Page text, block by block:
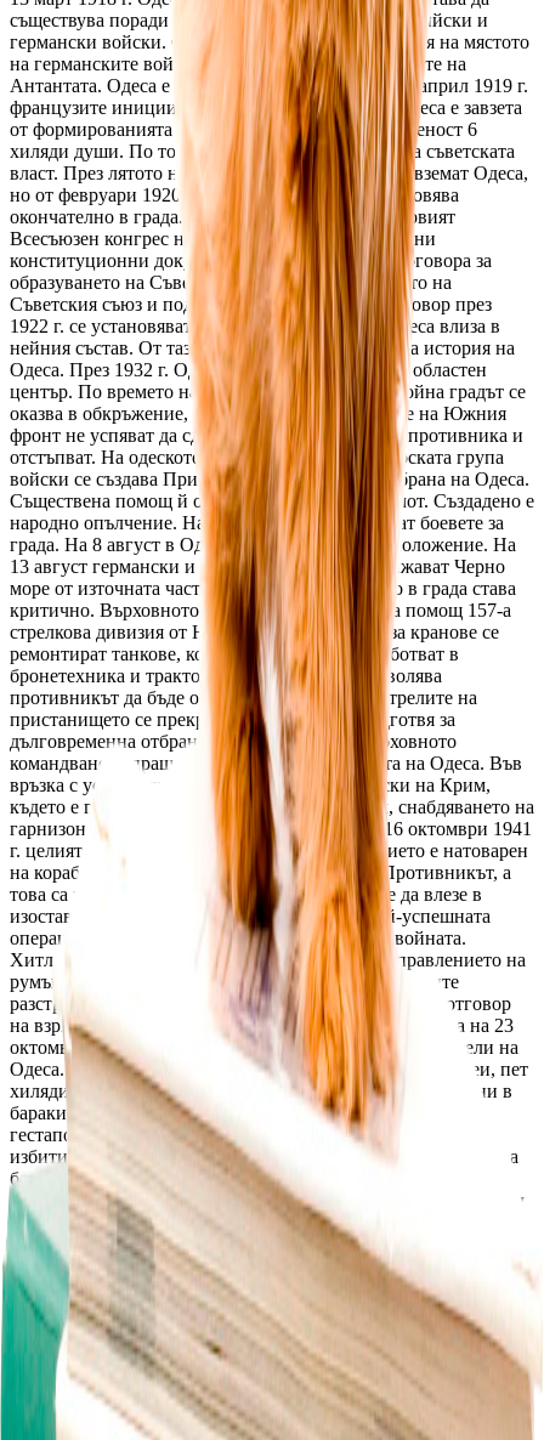
съществува поради окупацията на Одеса от австрийски и
германски войски. След поражението на Германия на мястото
на германските войски в Одеса се оказват войските на
Антантата. Одеса е окупирана от Франция. На 2 април 1919 г.
французите инициират евакуация. В резултат Одеса е завзета
от формированията на атамана Григориев с численост 6
хиляди души. По това време Григориев защитава съветската
власт. През лятото на 1919 г. белогвардейците завземат Одеса,
но от февруари 1920 г. съветската власт се установява
окончателно в града. На 30 декември 1922 г. Първият
Всесъюзен конгрес на Съветите утвърждава важни
конституционни документи – декларацията и договора за
образуването на Съветския съюз. Със създаването на
Съветския съюз и подписването на съюзния договор през
1922 г. се установяват границите на УССР и Одеса влиза в
нейния състав. От тази дата започва украинската история на
Одеса. През 1932 г. Одеса придобива статута на областен
център. По времето на Великата Отечествена война градът се
оказва в обкръжение, поради факта, че войските на Южния
фронт не успяват да сдържат настъплението на противника и
отстъпват. На одеското направление от Приморската група
войски се създава Приморската армия с цел отбрана на Одеса.
Съществена помощ й оказва Черноморският флот. Създадено е
народно опълчение. На 5 август 1941 г. започват боевете за
града. На 8 август в Одеса е обявено обсадно положение. На
13 август германски и румънски войски доближават Черно
море от източната част на Одеса. Положението в града става
критично. Върховното командване изпраща на помощ 157-а
стрелкова дивизия от Новорусийск. В завода за кранове се
ремонтират танкове, които след това се преработват в
бронетехника и трактори. Попълнението позволява
противникът да бъде отблъснат от града. Обстрелите на
пристанището се прекратяват и градът се подготвя за
дълговременна отбрана. На 30 септември върховното
командване изпраща директива за евакуацията на Одеса. Във
връзка с установяването на германските войски на Крим,
където е главната база на флота в Севастопол, снабдяването на
гарнизона в Одеса става проблематично. На 16 октомври 1941
г. целият гарнизон в града заедно с въоръжението е натоварен
на кораби и успешно откаран в Севастопол. Противникът, а
това са румънски войски, дълго време не смее да влезе в
изоставения град. Евакуацията на Одеса е най-успешната
операция от подобен вид в цялата история на войната.
Хитлеровото командване предава Одеса под управлението на
румънската администрация на Антонеску. Румънците
разстрелват около 4 хиляди мъже, основно евреи. В отговор
на взривяването на румънската комендатура, сутринта на 23
октомври, са разстреляни или обесени пет хиляди жители на
Одеса. Същия ден са разстреляни 19 хиляди одески евреи, пет
хиляди са тикнати в затвора. На 24 октомври са затворени в
бараки на заставата Далник и са изгорени. Германското
гестапо ликвидира хиляди евреи. За по-малко от месец са
избити около 35 хиляди. В окупираната Одеса не прекратява
борбата с врага. В одеските катакомби са създадени бази. В
много сложни условия продължава съпротивата. На 10 април
1944 г. Одеса е освободена от войските на Трети Украински
фронт. Одеситите вдигат от руините и пепелта промишлени
предприятия, пристанища, електроцентрала, транспорт и
цялата инфраструктура в града. За победата, за мъжеството и
героизма в борбата с фашистите градът получава званието
„град-герой“. Със заповед на Сталин от 1 май 1945 г. първите
градове герои стават Ленинград, Сталинград, Севастопол и
Одеса. През 1991 г. Одеса заедно с УССР влиза в състава на
Съветския съюз. Разпадът на Съветския съюз силно удря по
икономиката й. Градът се лишава от морското параходство, в